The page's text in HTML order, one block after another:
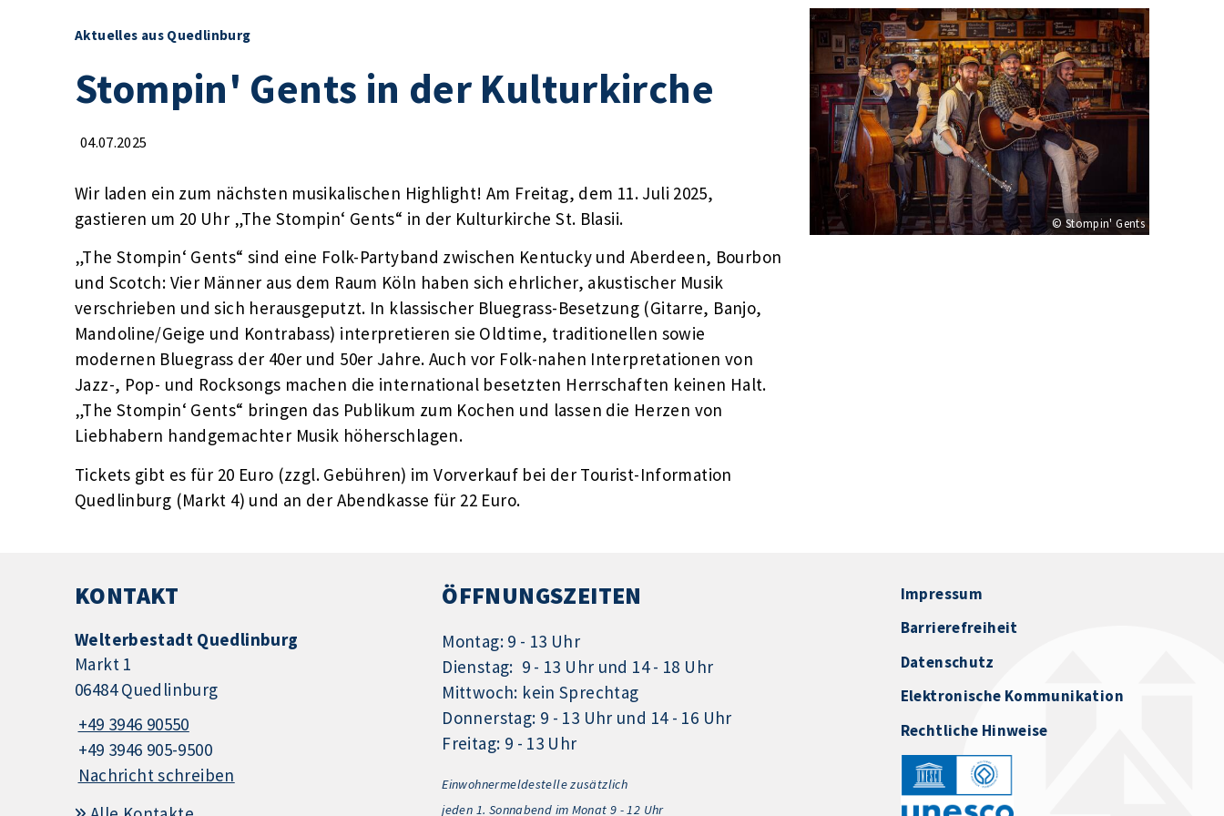
Aktuelles aus Quedlinburg
Stompin' Gents in der Kulturkirche
04.07.2025
Wir laden ein zum nächsten musikalischen Highlight! Am Freitag, dem 11. Juli 2025,
gastieren um 20 Uhr „The Stompin‘ Gents“ in der Kulturkirche St. Blasii.
„The Stompin‘ Gents“ sind eine Folk-Partyband zwischen Kentucky und Aberdeen, Bourbon
und Scotch: Vier Männer aus dem Raum Köln haben sich ehrlicher, akustischer Musik
verschrieben und sich herausgeputzt. In klassischer Bluegrass-Besetzung (Gitarre, Banjo,
Mandoline/Geige und Kontrabass) interpretieren sie Oldtime, traditionellen sowie
modernen Bluegrass der 40er und 50er Jahre. Auch vor Folk-nahen Interpretationen von
Jazz-, Pop- und Rocksongs machen die international besetzten Herrschaften keinen Halt.
„The Stompin‘ Gents“ bringen das Publikum zum Kochen und lassen die Herzen von
Liebhabern handgemachter Musik höherschlagen.
Tickets gibt es für 20 Euro (zzgl. Gebühren) im Vorverkauf bei der Tourist-Information
Quedlinburg (Markt 4) und an der Abendkasse für 22 Euro.
© Stompin' Gents
KONTAKT
Welterbestadt Quedlinburg
Markt 1
06484 Quedlinburg
+49 3946 90550
+49 3946 905-9500
Nachricht schreiben
ÖFFNUNGSZEITEN
Montag: 9 - 13 Uhr
Dienstag: 9 - 13 Uhr und 14 - 18 Uhr
Mittwoch: kein Sprechtag
Donnerstag: 9 - 13 Uhr und 14 - 16 Uhr
Freitag: 9 - 13 Uhr
Einwohnermeldestelle zusätzlich
jeden 1. Sonnabend im Monat 9 - 12 Uhr
Impressum
Barrierefreiheit
Datenschutz
Elektronische Kommunikation
Rechtliche Hinweise